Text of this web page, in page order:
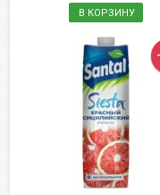
В КОРЗИНУ